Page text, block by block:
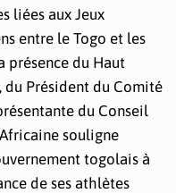
liées aux Jeux
entre le Togo et les
présence du Haut
du Président du Comité
du Conseil
souligne
togolais à
de ses athlètes